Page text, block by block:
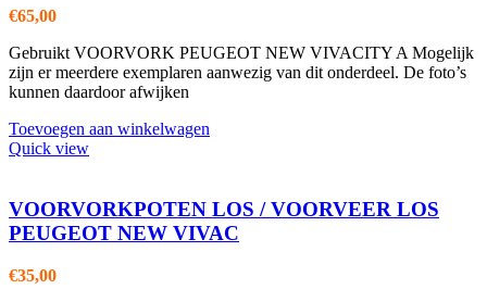
€65,00
Gebruikt VOORVORK PEUGEOT NEW VIVACITY A Mogelijk
zijn er meerdere exemplaren aanwezig van dit onderdeel. De foto’s
kunnen daardoor afwijken
Toevoegen aan winkelwagen
Quick view
VOORVORKPOTEN LOS / VOORVEER LOS
PEUGEOT NEW VIVAC
€35,00